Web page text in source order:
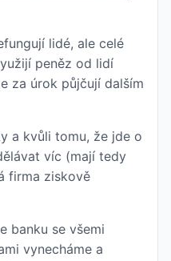
lidé, ale celé
peněz od lidí
za úrok půjčují dalším
a kvůli tomu, že jde o
víc (mají tedy
firma ziskově
banku se všemi
vynecháme a